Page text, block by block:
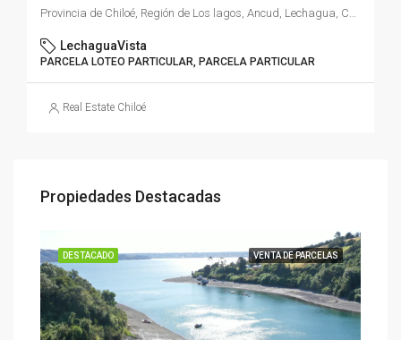
Provincia de Chiloé, Región de Los lagos, Ancud, Lechagua, Chile
LechaguaVista
PARCELA LOTEO PARTICULAR, PARCELA PARTICULAR
Real Estate Chiloé
Propiedades Destacadas
VENTA DE PARCELAS
DESTACADO